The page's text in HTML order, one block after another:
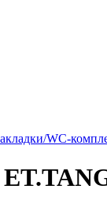
WC-